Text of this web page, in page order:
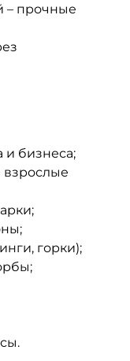
– прочные
и бизнеса;
взрослые
горки);